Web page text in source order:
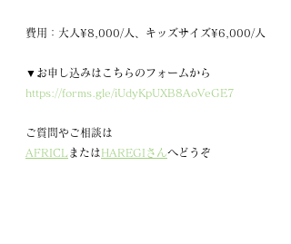
費用：大人¥8,000/人、キッズサイズ¥6,000/人
▼お申し込みはこちらのフォームから
https://forms.gle/iUdyKpUXB8AoVeGE7
ご質問やご相談は
AFRICLまたは HAREGIさんへどうぞ